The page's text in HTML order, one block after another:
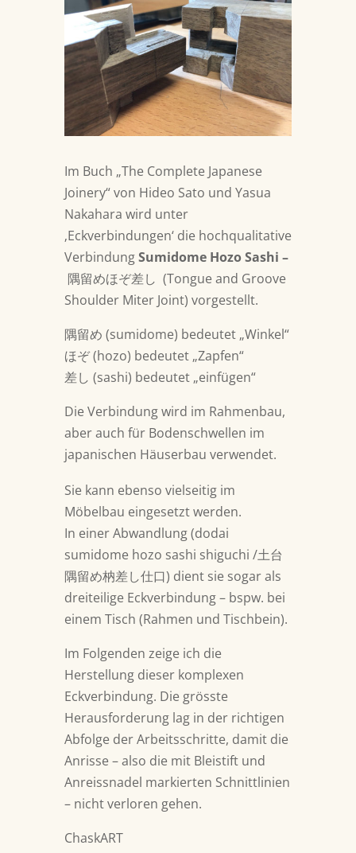
Im Buch „The Complete Japanese
Joinery“ von Hideo Sato und Yasua
Nakahara wird unter
‚Eckverbindungen‘ die hochqualitative
VerbindungSumidome Hozo Sashi –
隅留めほぞ差し (Tongue and Groove
Shoulder Miter Joint) vorgestellt.
隅留め (sumidome) bedeutet „Winkel“
ほぞ (hozo) bedeutet „Zapfen“
差し (sashi) bedeutet „einfügen“
Die Verbindung wird im Rahmenbau,
aber auch für Bodenschwellen im
japanischen Häuserbau verwendet.
Sie kann ebenso vielseitig im
Möbelbau eingesetzt werden.
In einer Abwandlung (dodai
sumidome hozo sashi shiguchi /土台
隅留め枘差し仕口) dient sie sogar als
dreiteilige Eckverbindung – bspw. bei
einem Tisch (Rahmen und Tischbein).
Im Folgenden zeige ich die
Herstellung dieser komplexen
Eckverbindung. Die grösste
Herausforderung lag in der richtigen
Abfolge der Arbeitsschritte, damit die
Anrisse – also die mit Bleistift und
Anreissnadel markierten Schnittlinien
– nicht verloren gehen.
ChaskART